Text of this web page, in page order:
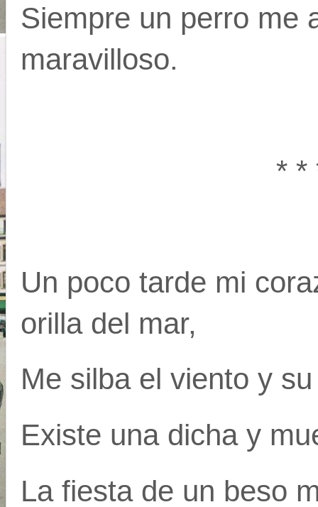
Siempre un perro me
maravilloso.
* *
Un poco tarde mi
orilla del mar,
Me silba el viento y
Existe una dicha y
La fiesta de un beso